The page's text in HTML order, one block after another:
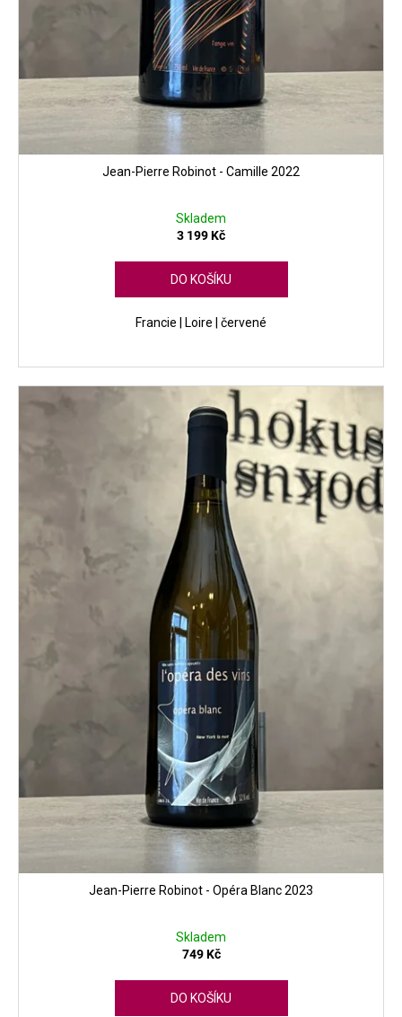
Jean-Pierre Robinot - Camille 2022
Skladem
3 199 Kč
DO KOŠÍKU
Francie | Loire | červené
Jean-Pierre Robinot - Opéra Blanc 2023
Skladem
749 Kč
DO KOŠÍKU